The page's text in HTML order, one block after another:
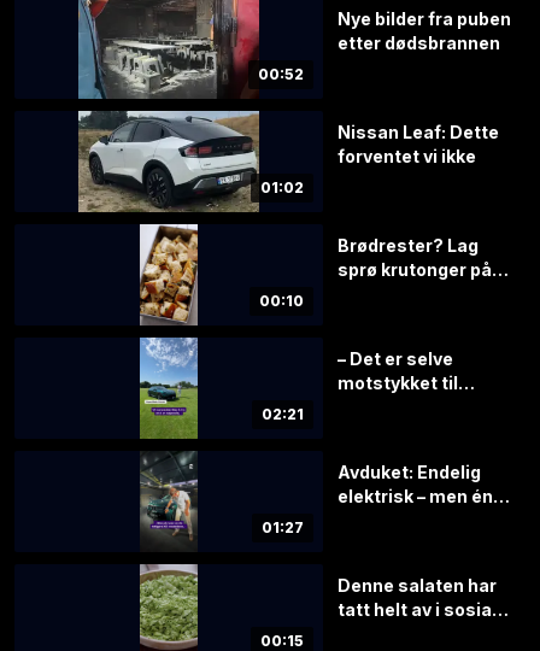
00:52
Nye bilder fra puben
etter dødsbrannen
01:02
Nissan Leaf: Dette
forventet vi ikke
00:10
Brødrester? Lag
sprø krutonger på 1–
02:21
– Det er selve
motstykket til
01:27
Avduket: Endelig
elektrisk – men én
00:15
Denne salaten har
tatt helt av i sosiale